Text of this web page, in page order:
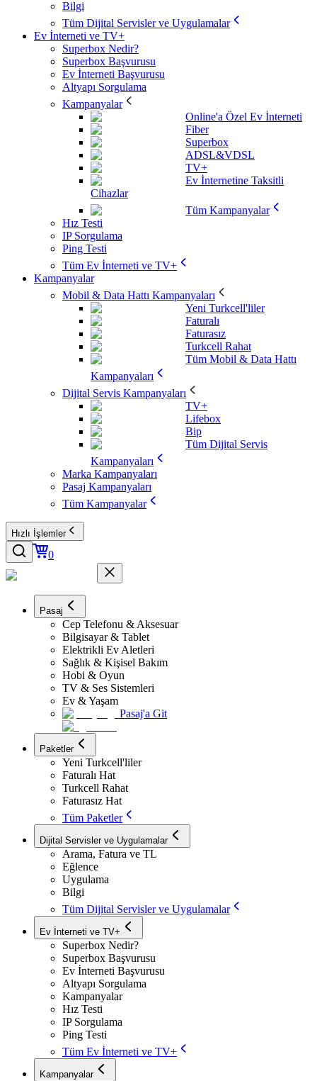
Bilgi
Tüm Dijital Servisler ve Uygulamalar
Ev İnterneti ve TV+
Superbox Nedir?
Superbox Başvurusu
Ev İnterneti Başvurusu
Altyapı Sorgulama
Kampanyalar
Online'a Özel Ev İnterneti
Fiber
Superbox
ADSL&VDSL
TV+
Ev İnternetine Taksitli
Cihazlar
Tüm Kampanyalar
Hız Testi
IP Sorgulama
Ping Testi
Tüm Ev İnterneti ve TV+
Kampanyalar
Mobil & Data Hattı Kampanyaları
Yeni Turkcell'liler
Faturalı
Faturasız
Turkcell Rahat
Tüm Mobil & Data Hattı
Kampanyaları
Dijital Servis Kampanyaları
TV+
Lifebox
Bip
Tüm Dijital Servis
Kampanyaları
Marka Kampanyaları
Pasaj Kampanyaları
Tüm Kampanyalar
Hızlı İşlemler
0
Pasaj
Cep Telefonu & Aksesuar
Bilgisayar & Tablet
Elektrikli Ev Aletleri
Sağlık & Kişisel Bakım
Hobi & Oyun
TV & Ses Sistemleri
Ev & Yaşam
Pasaj'a Git
Paketler
Yeni Turkcell'liler
Faturalı Hat
Turkcell Rahat
Faturasız Hat
Tüm Paketler
Dijital Servisler ve Uygulamalar
Arama, Fatura ve TL
Eğlence
Uygulama
Bilgi
Tüm Dijital Servisler ve Uygulamalar
Ev İnterneti ve TV+
Superbox Nedir?
Superbox Başvurusu
Ev İnterneti Başvurusu
Altyapı Sorgulama
Kampanyalar
Hız Testi
IP Sorgulama
Ping Testi
Tüm Ev İnterneti ve TV+
Kampanyalar